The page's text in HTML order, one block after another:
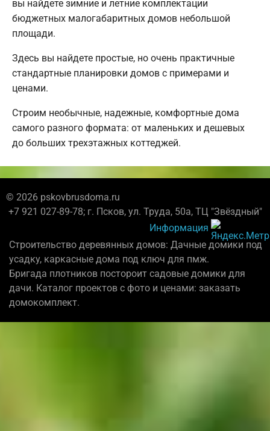
вы найдете зимние и летние комплектации
бюджетных малогабаритных домов небольшой
площади.
Здесь вы найдете простые, но очень практичные
стандартные планировки домов с примерами и
ценами.
Строим необычные, надежные, комфортные дома
самого разного формата: от маленьких и дешевых
до больших трехэтажных коттеджей.
© 2026 pskovbrusdoma.ru
+7 921 027-89-78; г. Псков, ул. Труда, 50а, ТЦ "Звёздный"
Информация
Строительство деревянных домов: Дачные домики под
усадку, каркасные дома под ключ для пмж.
Бригада плотников постороит садовые домики для
дачи. Каталог проектов с фото и ценами: заказать
домокомплект.